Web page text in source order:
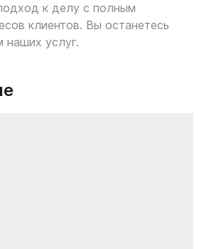
к делу с полным
клиентов. Вы останетесь
наших услуг.